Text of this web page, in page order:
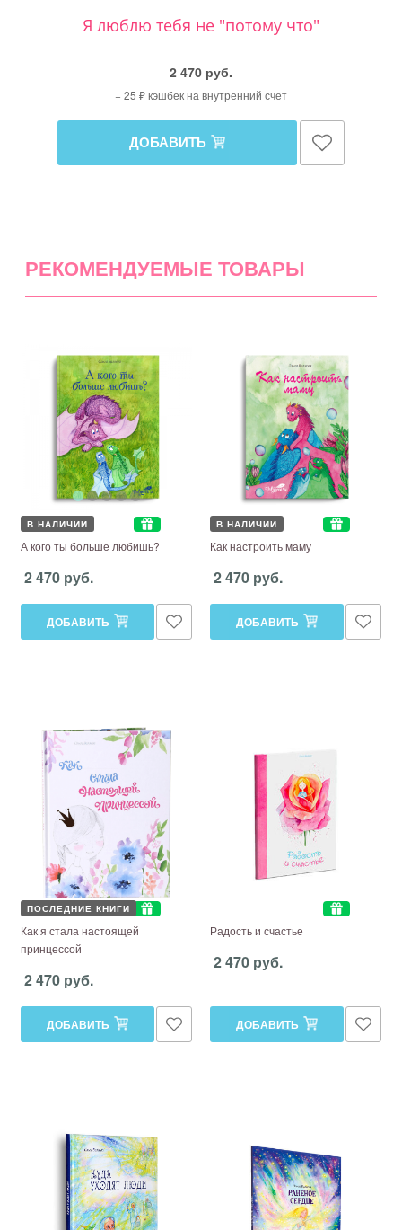
Я люблю тебя не "потому что"
2 470 руб.
+ 25 ₽ кэшбек на внутренний счет
ДОБАВИТЬ
РЕКОМЕНДУЕМЫЕ ТОВАРЫ
В НАЛИЧИИ
А кого ты больше любишь?
2 470 руб.
ДОБАВИТЬ
В НАЛИЧИИ
Как настроить маму
2 470 руб.
ДОБАВИТЬ
ПОСЛЕДНИЕ КНИГИ
Как я стала настоящей
принцессой
2 470 руб.
ДОБАВИТЬ
Радость и счастье
2 470 руб.
ДОБАВИТЬ